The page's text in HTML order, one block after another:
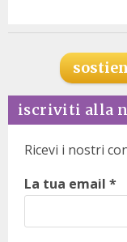
iscriviti alla
Ricevi i nostri
La tua email *